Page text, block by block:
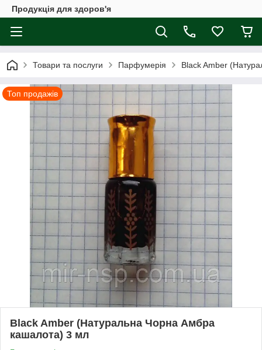
Продукція для здоров'я
Товари та послуги Парфумерія Black Amber
Топ продажів
Black Amber (Натуральна Чорна Амбра
кашалота) 3 мл